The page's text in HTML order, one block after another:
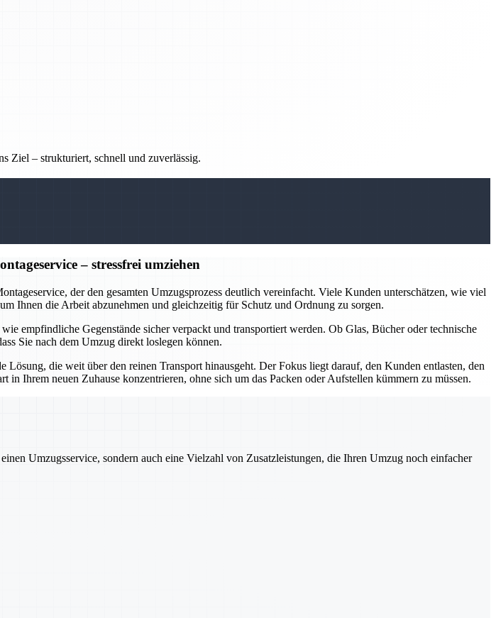
Ziel – strukturiert, schnell und zuverlässig.
– stressfrei umziehen
der den gesamten Umzugsprozess deutlich vereinfacht. Viele Kunden unterschätzen, wie viel
Ihnen die Arbeit abzunehmen und gleichzeitig für Schutz und Ordnung zu sorgen.
empfindliche Gegenstände sicher verpackt und transportiert werden. Ob Glas, Bücher oder technische
Sie nach dem Umzug direkt loslegen können.
die weit über den reinen Transport hinausgeht. Der Fokus liegt darauf, den Kunden entlasten, den
Ihrem neuen Zuhause konzentrieren, ohne sich um das Packen oder Aufstellen kümmern zu müssen.
Umzugsservice, sondern auch eine Vielzahl von Zusatzleistungen, die Ihren Umzug noch einfacher